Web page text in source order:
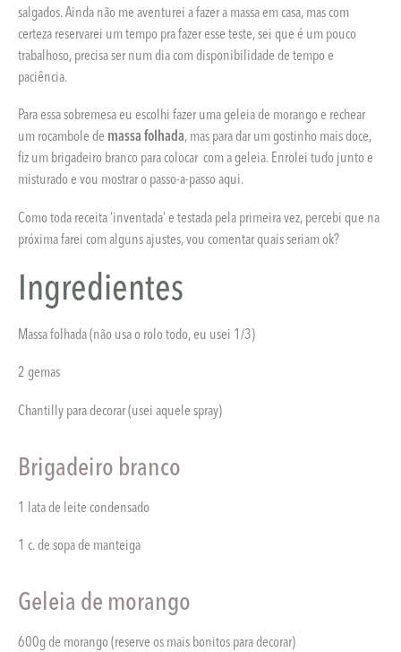
salgados. Ainda não me aventurei a fazer a massa em casa, mas com
certeza reservarei um tempo pra fazer esse teste, sei que é um pouco
trabalhoso, precisa ser num dia com disponibilidade de tempo e
paciência.
Para essa sobremesa eu escolhi fazer uma geleia de morango e rechear
um rocambole de massa folhada, mas para dar um gostinho mais doce,
fiz um brigadeiro branco para colocar com a geleia. Enrolei tudo junto e
misturado e vou mostrar o passo-a-passo aqui.
Como toda receita ‘inventada’ e testada pela primeira vez, percebi que na
próxima farei com alguns ajustes, vou comentar quais seriam ok?
Ingredientes
Massa folhada (não usa o rolo todo, eu usei 1/3)
2 gemas
Chantilly para decorar (usei aquele spray)
Brigadeiro branco
1 lata de leite condensado
1 c. de sopa de manteiga
Geleia de morango
600g de morango (reserve os mais bonitos para decorar)